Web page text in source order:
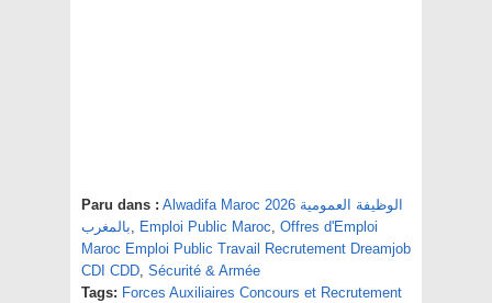
Paru dans : Alwadifa Maroc 2026 الوظيفة العمومية
بالمغرب, Emploi Public Maroc, Offres d'Emploi
Maroc Emploi Public Travail Recrutement Dreamjob
CDI CDD, Sécurité & Armée
Tags: Forces Auxiliaires Concours et Recrutement